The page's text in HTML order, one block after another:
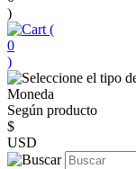
)
(
0
)
Moneda
Según producto
$
USD